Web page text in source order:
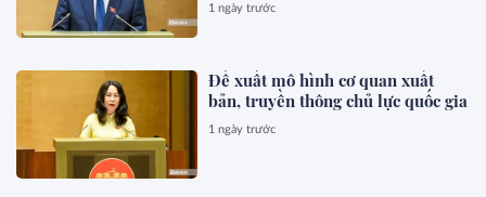
1 ngày trước
Đề xuất mô hình cơ quan xuất
bản, truyền thông chủ lực quốc gia
1 ngày trước